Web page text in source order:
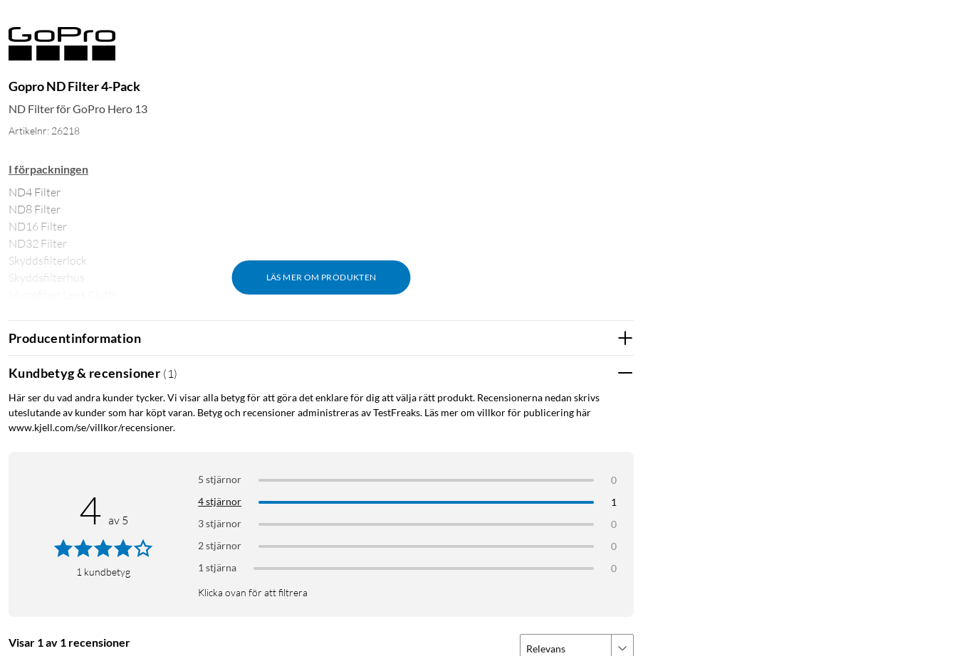
Gopro ND Filter 4-Pack
ND Filter för GoPro Hero 13
Artikelnr: 26218
LÄS MER OM PRODUKTEN
I förpackningen
ND4 Filter
ND8 Filter
ND16 Filter
ND32 Filter
Skyddsfilterlock
Skyddsfilterhus
Producentinformation
Kundbetyg & recensioner ( 1 )
Här ser du vad andra kunder tycker. Vi visar alla betyg för att göra det enklare för dig att välja rätt produkt. Recensionerna nedan skrivs
uteslutande av kunder som har köpt varan. Betyg och recensioner administreras av TestFreaks. Läs mer om villkor för publicering här
www.kjell.com/se/villkor/recensioner.
4 av 5
1 kundbetyg
5 stjärnor
0
4 stjärnor
1
3 stjärnor
0
2 stjärnor
0
1 stjärna
0
Klicka ovan för att filtrera
Visar 1 av 1 recensioner Relevans